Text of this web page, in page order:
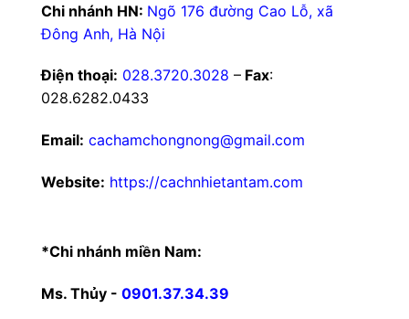
Chi nhánh HN: Ngõ 176 đường Cao Lỗ, xã
Đông Anh, Hà Nội
Điện thoại: 028.3720.3028 – Fax:
028.6282.0433
Email: cachamchongnong@gmail.com
Website: https://cachnhietantam.com
*Chi nhánh miền Nam:
Ms. Thủy - 0901.37.34.39